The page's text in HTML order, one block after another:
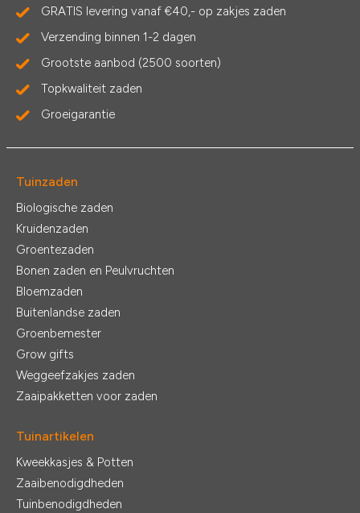
GRATIS levering vanaf €40,- op zakjes zaden
Verzending binnen 1-2 dagen
Grootste aanbod (2500 soorten)
Topkwaliteit zaden
Groeigarantie
Tuinzaden
Biologische zaden
Kruidenzaden
Groentezaden
Bonen zaden en Peulvruchten
Bloemzaden
Buitenlandse zaden
Groenbemester
Grow gifts
Weggeefzakjes zaden
Zaaipakketten voor zaden
Tuinartikelen
Kweekkasjes & Potten
Zaaibenodigdheden
Tuinbenodigdheden